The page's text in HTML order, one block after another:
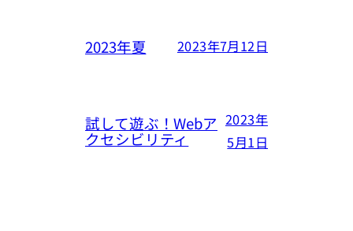
2023年夏 2023年7月12日
試して遊ぶ！Webア
クセシビリティ
2023年
5月1日